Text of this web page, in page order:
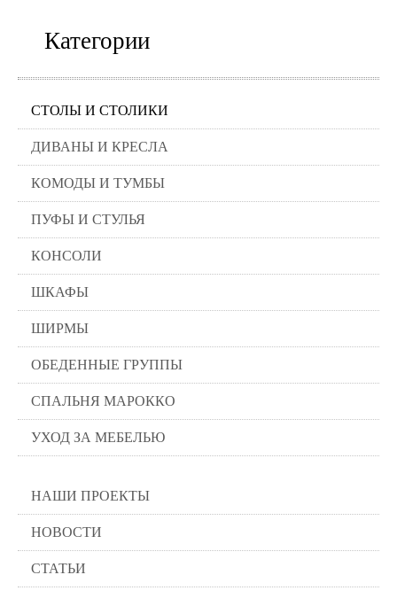
Категории
СТОЛЫ И СТОЛИКИ
ДИВАНЫ И КРЕСЛА
КОМОДЫ И ТУМБЫ
ПУФЫ И СТУЛЬЯ
КОНСОЛИ
ШКАФЫ
ШИРМЫ
ОБЕДЕННЫЕ ГРУППЫ
СПАЛЬНЯ МАРОККО
УХОД ЗА МЕБЕЛЬЮ
НАШИ ПРОЕКТЫ
НОВОСТИ
СТАТЬИ